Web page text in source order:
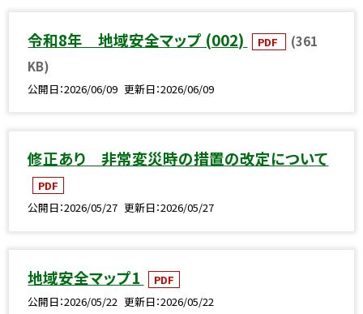
令和8年 地域安全マップ (002) PDF
(361
KB)
公開日 2026/06/09 更新日 2026/06/09
修正あり 非常変災時の措置の改定について
PDF
公開日 2026/05/27 更新日 2026/05/27
地域安全マップ1
PDF
公開日 2026/05/22 更新日 2026/05/22